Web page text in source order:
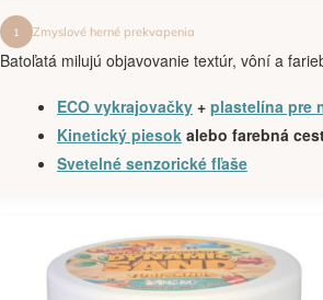
1 Zmyslové herné prekvapenia
Batoľatá milujú objavovanie textúr, vôní a
ECO vykrajovačky + plastelína pre
Kinetický piesok alebo farebná
Svetelné senzorické fľaše